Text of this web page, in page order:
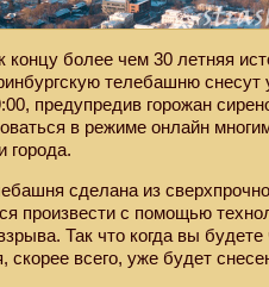
концу более чем 30 летняя
телебашню снесут
предупредив горожан
в режиме онлайн
города.
сделана из
произвести с помощью
Так что когда вы будете
скорее всего, уже будет